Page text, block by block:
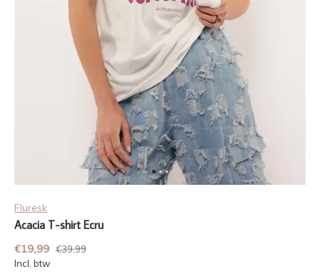
Fluresk
Acacia T-shirt Ecru
€19,99 €39,99
Incl. btw